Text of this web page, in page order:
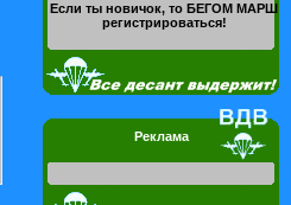
Если ты новичок, то БЕГОМ МАРШ
регистрироваться!
Реклама